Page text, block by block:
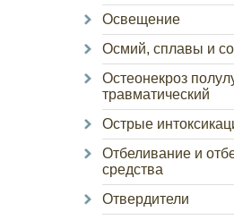
Освещение
Осмий, сплавы и
Остеонекроз
травматический
Острые
Отбеливание и
средства
Отвердители